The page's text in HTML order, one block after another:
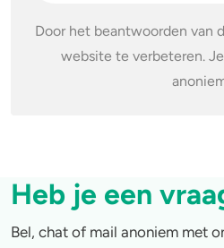
Door het beantwoorden van
website te verbeteren.
Heb je een
Bel, chat of mail anoniem met